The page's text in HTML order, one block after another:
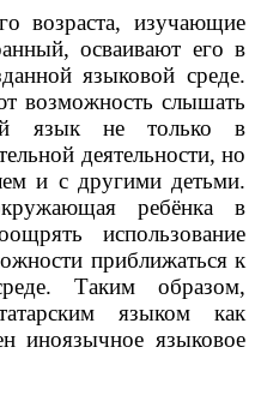
изучающие
осваивают его в
языковой среде.
возможность слышать
язык не только в
деятельности, но
и с другими детьми.
ребёнка в
использование
приближаться к
Таким образом,
языком как
иноязычное языковое